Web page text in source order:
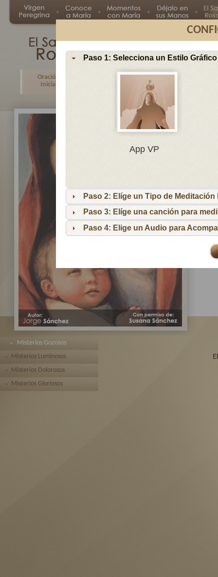
Paso 1: Selecciona un Estilo Gráfico
App VP
Paso 2: Elíge un Tipo de Meditación
Paso 3: Elíge una canción para
Paso 4: Elige un Audio para
Oración
Inicial
Misterio
Misterios Gozosos
Misterios Luminosos
Misterios Dolorosos
Misterios Gloriosos